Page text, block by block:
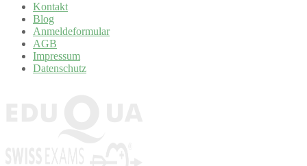
Kontakt
Blog
Anmeldeformular
AGB
Impressum
Datenschutz